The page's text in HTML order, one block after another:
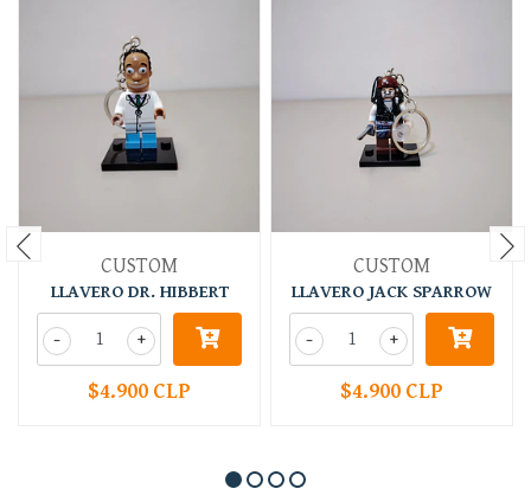
CUSTOM
LLAVERO DR. HIBBERT
+
-
$4.900 CLP
CUSTOM
LLAVERO JACK SPARROW
+
-
$4.900 CLP